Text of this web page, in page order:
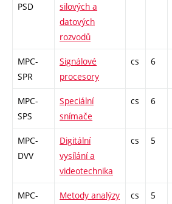
PSD
silových a
datových
rozvodů
MPC-
SPR
Signálové
procesory
cs 6
MPC-
SPS
Speciální
snímače
cs 6
MPC-
DVV
Digitální
vysílání a
videotechnika
cs 5
MPC-
Metody analýzy
cs 5